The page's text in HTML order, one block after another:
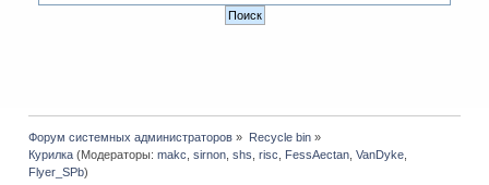
Форум системных администраторов » Recycle bin»
Курилка (Модераторы:makc ,sirnon ,shs ,risc FessAectan ,VanDyke
Flyer_SPb)